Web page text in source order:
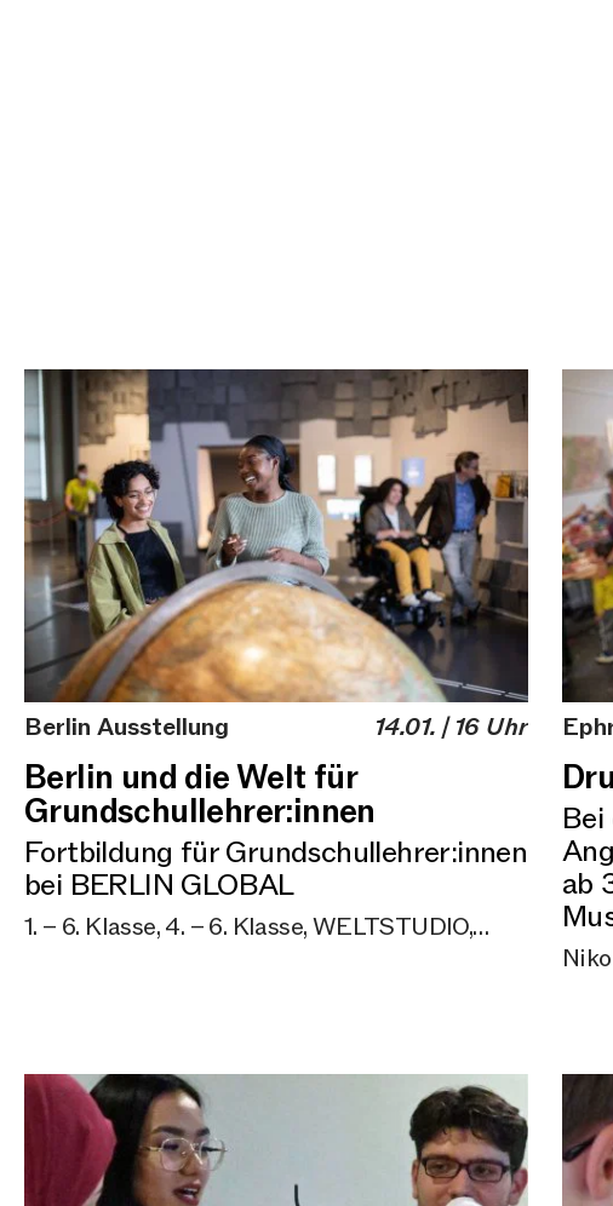
Berlin Ausstellung 14.01. | 16 Uhr
Berlin und die Welt für
Grundschullehrer:innen
Fortbildung für Grundschullehrer:innen
bei BERLIN GLOBAL
1. – 6. Klasse, 4. – 6. Klasse, WELTSTUDIO,
ab